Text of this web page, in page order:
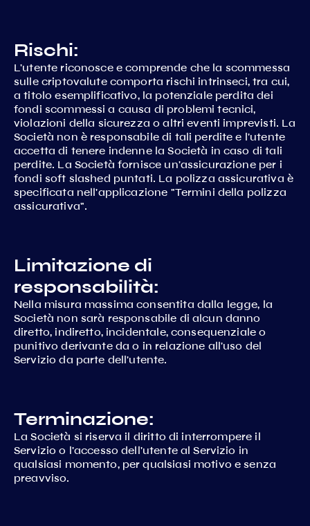
Rischi:
L'utente riconosce e comprende che la scommessa
sulle criptovalute comporta rischi intrinseci, tra cui,
a titolo esemplificativo, la potenziale perdita dei
fondi scommessi a causa di problemi tecnici,
violazioni della sicurezza o altri eventi imprevisti. La
Società non è responsabile di tali perdite e l'utente
accetta di tenere indenne la Società in caso di tali
perdite. La Società fornisce un'assicurazione per i
fondi soft slashed puntati. La polizza assicurativa è
specificata nell'applicazione "Termini della polizza
assicurativa".
Limitazione di
responsabilità:
Nella misura massima consentita dalla legge, la
Società non sarà responsabile di alcun danno
diretto, indiretto, incidentale, consequenziale o
punitivo derivante da o in relazione all'uso del
Servizio da parte dell'utente.
Terminazione:
La Società si riserva il diritto di interrompere il
Servizio o l'accesso dell'utente al Servizio in
qualsiasi momento, per qualsiasi motivo e senza
preavviso.